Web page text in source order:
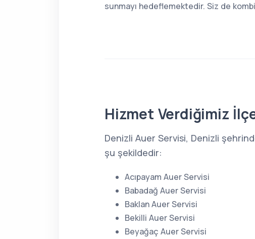
sunmayı hedeflemektedir. Siz de
Hizmet Verdiğimiz
Denizli Auer Servisi, Denizli
şu şekildedir:
Acıpayam Auer Servisi
Babadağ Auer Servisi
Baklan Auer Servisi
Bekilli Auer Servisi
Beyağaç Auer Servisi